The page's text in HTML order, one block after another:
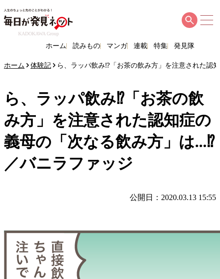
KADOKAWA Group
ホーム 読みもの マンガ 連載 特集 発見隊
ホーム 体験記 ら、ラッパ飲み⁉「お茶の飲み方」を注意された認
ら、ラッパ飲み⁉「お茶の飲
み方」を注意された認知症の
義母の「次なる飲み方」は...⁉
／バニラファッジ
公開日：2020.03.13 15:55